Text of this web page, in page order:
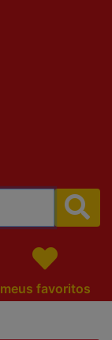
meus favoritos